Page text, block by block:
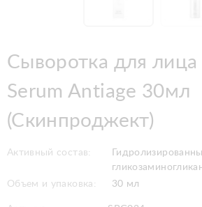
Сыворотка для
Serum Antiage 30мл
(Скинпроджект)
Активный состав:
Объем и упаковка:
30 мл